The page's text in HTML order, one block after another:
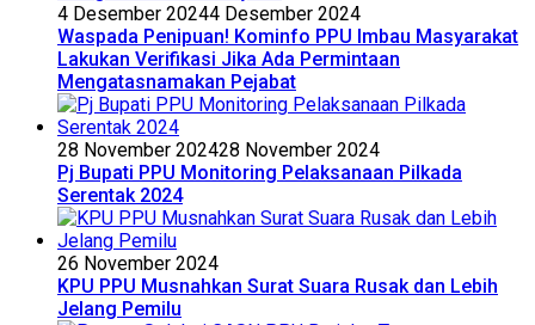
4 Desember 20244 Desember 2024
Waspada Penipuan! Kominfo PPU Imbau Masyarakat
Lakukan Verifikasi Jika Ada Permintaan
Mengatasnamakan Pejabat
28 November 202428 November 2024
Pj Bupati PPU Monitoring Pelaksanaan Pilkada
Serentak 2024
26 November 2024
KPU PPU Musnahkan Surat Suara Rusak dan Lebih
Jelang Pemilu